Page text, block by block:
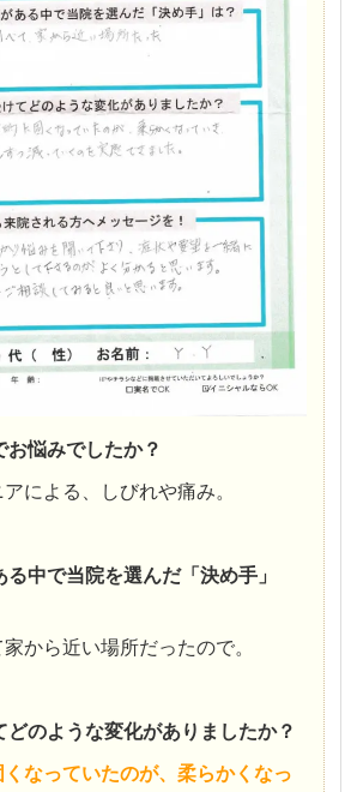
お悩みでしたか？
による、しびれや痛み。
る中で当院を選んだ「決め手」
から近い場所だったので。
どのような変化がありましたか？
なっていたのが、柔らかくなっ